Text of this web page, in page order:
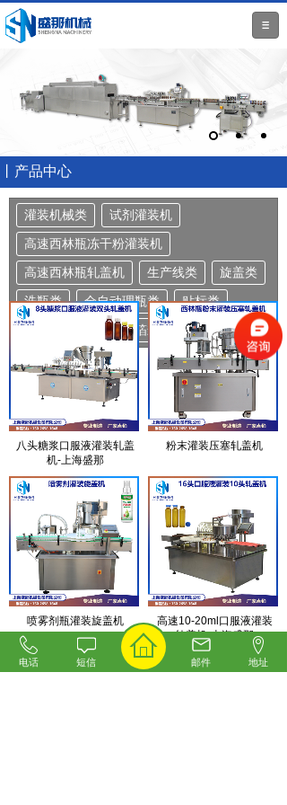
丨产品中心
灌装机械类
试剂灌装机
高速西林瓶冻干粉灌装机
高速西林瓶轧盖机
生产线类
旋盖类
洗瓶类
全自动理瓶类
贴标类
灭菌烘箱
电磁铝箔封口类
八头糖浆口服液灌装轧盖
机-上海盛那
粉末灌装压塞轧盖机
喷雾剂瓶灌装旋盖机
高速10-20ml口服液灌装
轧盖机-上海盛那
电话 短信 邮件 地址